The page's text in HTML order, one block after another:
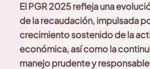
El PGR 2025 refleja una
de la recaudación, impulsada
crecimiento sostenido de la
económica, así como la
manejo prudente y